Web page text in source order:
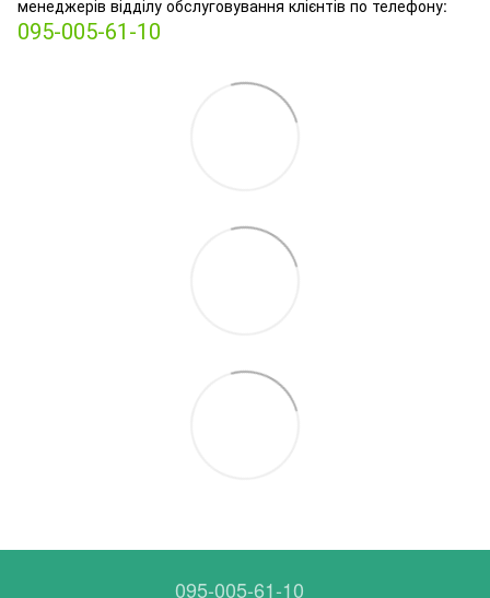
менеджерів відділу обслуговування клієнтів по телефону:
095-005-61-10
095-005-61-10